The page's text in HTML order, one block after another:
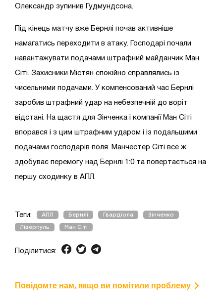
Олександр зупинив Гудмундсона.
Під кінець матчу вже Бернлі почав активніше
намагатись переходити в атаку. Господарі почали
навантажувати подачами штрафний майданчик Ман
Сіті. Захисники Містян спокійно справлялись із
чисельними подачами. У компенсований час Бернлі
заробив штрафний удар на небезпечній до воріт
відстані. На щастя для Зінченка і компанії Ман Сіті
впорався і з цим штрафним ударом і із подальшими
подачами господарів поля. Манчестер Сіті все ж
здобуває перемогу над Бернлі 1:0 та повертається на
першу сходинку в АПЛ.
Теги: АПЛ Бернлі Гвардіола Зінченко
Ліверпуль Ман Сіті
Поділитися:
Повідомте нам, якщо ви помітили проблему